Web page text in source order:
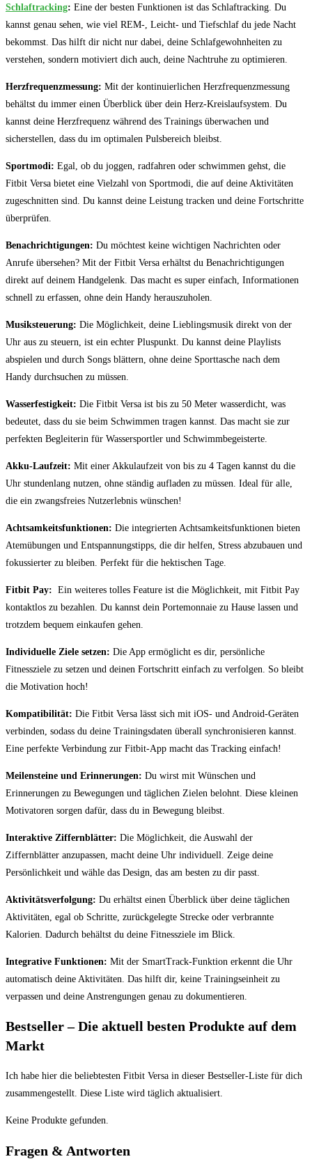
Schlaftracking: ​Eine der besten Funktionen ist ⁢das‌ Schlaftracking. Du​
kannst genau sehen, wie ​viel REM-, Leicht- und ⁣Tiefschlaf du jede Nacht
bekommst. Das hilft⁢ dir nicht nur dabei, deine Schlafgewohnheiten‌ zu‌
verstehen, sondern motiviert ‍dich auch, ​deine Nachtruhe zu optimieren.
Herzfrequenzmessung: Mit der kontinuierlichen Herzfrequenzmessung
behältst du ⁤immer einen ⁣Überblick über ⁣dein Herz-Kreislaufsystem. Du
kannst deine ⁤Herzfrequenz während des Trainings überwachen und
‍sicherstellen, dass du⁣ im ⁢optimalen Pulsbereich bleibst.
Sportmodi: Egal,​ ob du joggen, radfahren oder schwimmen gehst, ⁣die
Fitbit Versa⁣ bietet eine Vielzahl von Sportmodi, die auf deine Aktivitäten ​
zugeschnitten sind. ‌Du kannst deine⁤ Leistung tracken und deine ‌Fortschritte
überprüfen.
Benachrichtigungen: ⁤Du möchtest keine‍ wichtigen ⁤Nachrichten oder
Anrufe​ übersehen? Mit der⁤ Fitbit Versa erhältst du Benachrichtigungen
direkt auf deinem Handgelenk. ‌Das macht es super einfach, Informationen
schnell zu erfassen, ohne dein Handy herauszuholen.
Musiksteuerung: Die Möglichkeit, ⁣deine ⁣Lieblingsmusik direkt von der
Uhr aus zu steuern, ⁤ist ​ein‌ echter Pluspunkt. ‍Du⁤ kannst deine⁤ Playlists
abspielen und durch Songs‌ blättern,‌ ohne deine Sporttasche ⁢nach ⁤dem
⁤Handy durchsuchen ⁤zu müssen.
Wasserfestigkeit: Die Fitbit Versa ist bis zu ⁣50 Meter wasserdicht, was
bedeutet, dass ⁢du sie beim Schwimmen tragen⁢ kannst. Das ⁤macht sie zur⁢
perfekten Begleiterin ‌für Wassersportler und Schwimmbegeisterte.
Akku-Laufzeit: Mit einer Akkulaufzeit ​von bis zu 4 Tagen⁣ kannst du die
Uhr stundenlang⁣ nutzen, ohne ständig aufladen zu müssen. Ideal für alle,
die ein zwangsfreies Nutzerlebnis wünschen!
Achtsamkeitsfunktionen: Die ‌integrierten Achtsamkeitsfunktionen bieten
Atemübungen und ⁣Entspannungstipps, die dir helfen, Stress abzubauen ⁤und
fokussierter⁢ zu bleiben. Perfekt für die hektischen Tage.
Fitbit Pay: ‍ Ein weiteres tolles Feature⁣ ist die Möglichkeit, mit Fitbit Pay
kontaktlos zu bezahlen. Du ⁣kannst dein Portemonnaie zu Hause lassen und
trotzdem bequem einkaufen gehen.
Individuelle Ziele⁤ setzen: Die App⁤ ermöglicht es dir, persönliche
Fitnessziele zu setzen und deinen Fortschritt⁣ einfach zu​ verfolgen.⁢ So bleibt
die Motivation⁣ hoch!
Kompatibilität: Die Fitbit Versa lässt sich mit iOS- und Android-Geräten
verbinden, sodass du deine Trainingsdaten überall synchronisieren kannst.
Eine perfekte Verbindung zur⁤ Fitbit-App macht das Tracking einfach!
Meilensteine ​und Erinnerungen: Du wirst mit Wünschen und
Erinnerungen zu Bewegungen und täglichen Zielen belohnt. Diese kleinen
Motivatoren sorgen dafür, dass du in Bewegung​ bleibst.
Interaktive ‍Ziffernblätter: Die Möglichkeit, die Auswahl der
Ziffernblätter ‍anzupassen, macht deine ‌Uhr ⁢individuell. Zeige deine
Persönlichkeit und wähle das Design, das ​am besten zu‍ dir ‍passt.
Aktivitätsverfolgung: Du erhältst einen ⁢Überblick ‍über deine täglichen⁤
Aktivitäten, egal ob Schritte, zurückgelegte ​Strecke oder verbrannte
Kalorien. ​Dadurch behältst du deine Fitnessziele im Blick.
Integrative Funktionen: Mit der SmartTrack-Funktion erkennt die Uhr
‌automatisch ‌deine ⁣Aktivitäten. ​Das‌ hilft dir, keine Trainingseinheit‍ zu
verpassen⁤ und⁣ deine Anstrengungen⁣ genau zu dokumentieren.
Bestseller – Die aktuell ​besten Produkte⁢ auf dem
Markt
Ich habe‌ hier die beliebtesten⁢ Fitbit Versa in ⁤dieser Bestseller-Liste⁣ für dich⁣
zusammengestellt. Diese Liste wird täglich aktualisiert.
Keine Produkte gefunden.
Fragen & ⁤Antworten